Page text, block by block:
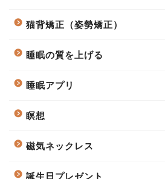
猫背矯正（姿勢矯正）
睡眠の質を上げる
睡眠アプリ
瞑想
磁気ネックレス
誕生日プレゼント